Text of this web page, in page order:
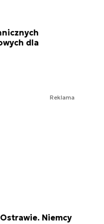
dla
Reklama
Niemcy